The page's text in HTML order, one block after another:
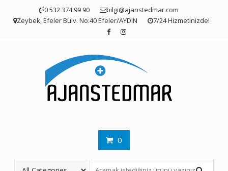
0 532 374 99 90
bilgi@ajanstedmar.com
Zeybek, Efeler Bulv. No:40 Efeler/AYDIN
7/24 Hizmetinizde!
0